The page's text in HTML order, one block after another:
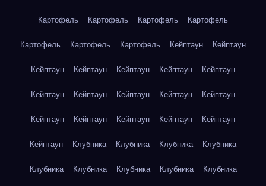
Картофель Картофель Картофель Картофель
Картофель Картофель Картофель Кейптаун Кейптаун
Кейптаун Кейптаун Кейптаун Кейптаун Кейптаун
Кейптаун Кейптаун Кейптаун Кейптаун Кейптаун
Кейптаун Кейптаун Кейптаун Кейптаун Кейптаун
Кейптаун Клубника Клубника Клубника Клубника
Клубника Клубника Клубника Клубника Клубника